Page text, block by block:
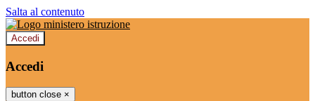
Salta al contenuto
Accedi
Accedi
button close ×